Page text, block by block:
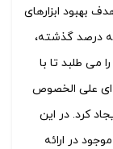
بهبود ابزارهای
درصد گذشته،
می طلبد تا با
ای علی الخصوص
کرد. در این
در ارائه